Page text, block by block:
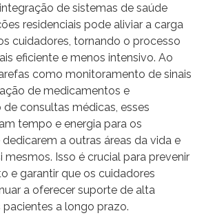
de sistemas de saúde
residenciais pode aliviar a carga
cuidadores, tornando o processo
eficiente e menos intensivo. Ao
como monitoramento de sinais
de medicamentos e
consultas médicas, esses
tempo e energia para os
a outras áreas da vida e
mesmos. Isso é crucial para prevenir
e garantir que os cuidadores
a oferecer suporte de alta
a longo prazo.